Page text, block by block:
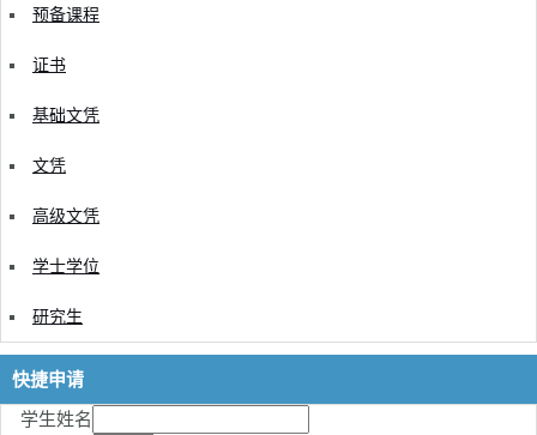
预备课程
证书
基础文凭
文凭
高级文凭
学士学位
研究生
快捷申请
学生姓名